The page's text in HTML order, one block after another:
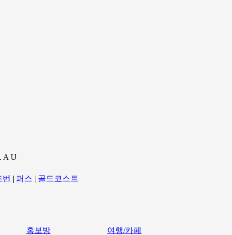
A U
번 | 퍼스 | 골드코스트
홍보방 여행/카페